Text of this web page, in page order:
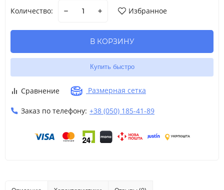
Количество: Избранное
В КОРЗИНУ
Купить быстро
Сравнение Размерная сетка
Заказ по телефону: +38 (050) 185-41-89